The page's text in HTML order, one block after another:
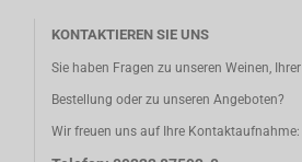
KONTAKTIEREN SIE UNS
Sie haben Fragen zu unseren Weinen, Ihrer
Bestellung oder zu unseren Angeboten?
Wir freuen uns auf Ihre Kontaktaufnahme: